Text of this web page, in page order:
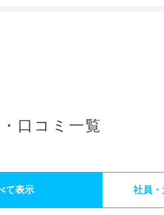
口コミ一覧
て表示 社員